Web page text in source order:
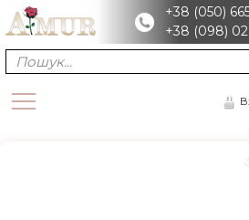
+38 (050)
+38 (098)